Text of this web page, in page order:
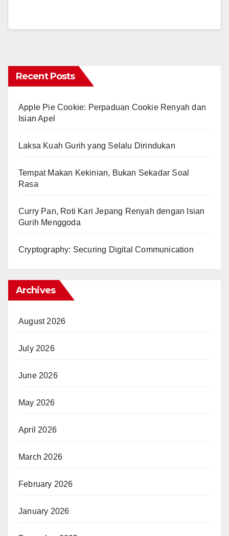
Recent Posts
Apple Pie Cookie: Perpaduan Cookie Renyah dan
Isian Apel
Laksa Kuah Gurih yang Selalu Dirindukan
Tempat Makan Kekinian, Bukan Sekadar Soal
Rasa
Curry Pan, Roti Kari Jepang Renyah dengan Isian
Gurih Menggoda
Cryptography: Securing Digital Communication
Archives
August 2026
July 2026
June 2026
May 2026
April 2026
March 2026
February 2026
January 2026